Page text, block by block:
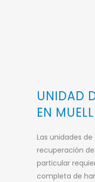
UNIDAD
EN
Las unidades
recuperación
particular
completa de